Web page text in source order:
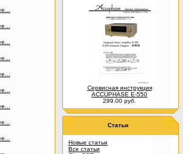
Сервисная инструкция
ACCUPHASE E-550
299.00 руб.
Статьи
Новые статьи
Все статьи